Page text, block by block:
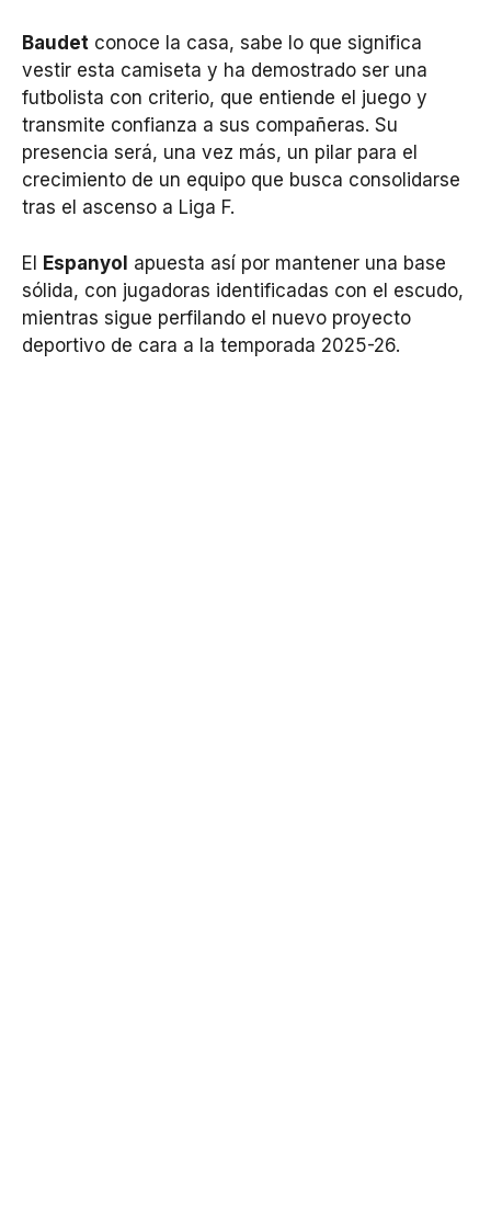
Baudet conoce la casa, sabe lo que significa
vestir esta camiseta y ha demostrado ser una
futbolista con criterio, que entiende el juego y
transmite confianza a sus compañeras. Su
presencia será, una vez más, un pilar para el
crecimiento de un equipo que busca consolidarse
tras el ascenso a Liga F.
El Espanyol apuesta así por mantener una base
sólida, con jugadoras identificadas con el escudo,
mientras sigue perfilando el nuevo proyecto
deportivo de cara a la temporada 2025-26.